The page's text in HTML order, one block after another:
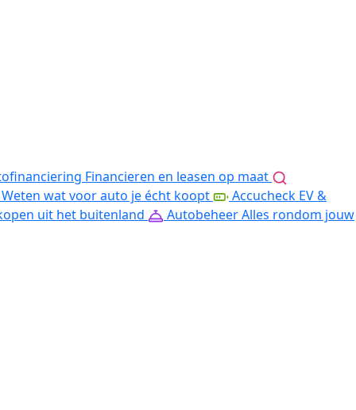
Financieren en leasen op maat
Weten wat voor auto je écht koopt
Accucheck EV &
uit het buitenland
AutobeheerAlles rondom jouw